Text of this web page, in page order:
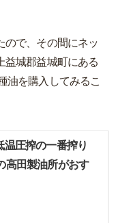
ので、その間にネッ
益城郡益城町にある
油を購入してみるこ
温圧搾の一番搾り
高田製油所がおす